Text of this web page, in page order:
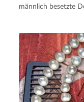
männlich besetzte